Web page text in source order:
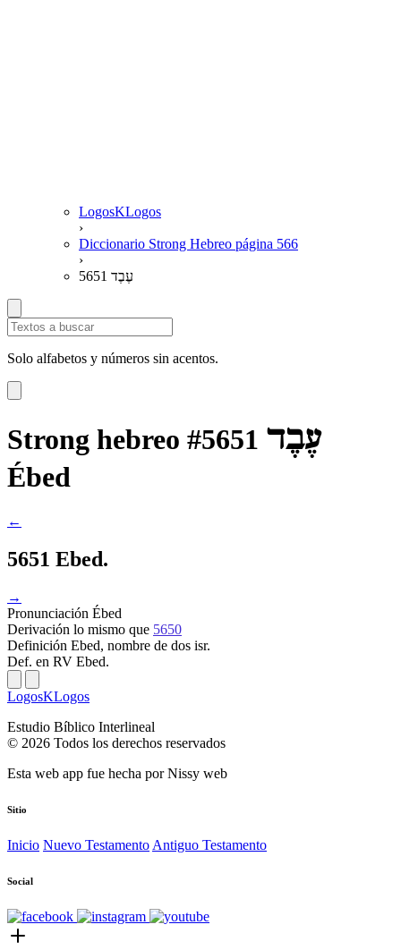
LogosKLogos
›
Diccionario Strong Hebreo página 566
›
5651 עֶבֶד
Solo alfabetos y números sin acentos.
Strong hebreo #5651 עֶבֶד
Ébed
←
5651 Ebed.
→
Pronunciación Ébed
Derivación lo mismo que 5650
Definición Ebed, nombre de dos isr.
Def. en RV Ebed.
LogosKLogos
Estudio Bíblico Interlineal
© 2026 Todos los derechos reservados
Esta web app fue hecha porNissy web
Sitio
Inicio Nuevo Testamento Antiguo Testamento
Social